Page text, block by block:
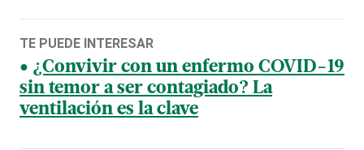
TE PUEDE INTERESAR
¿Convivir con un enfermo COVID-19
sin temor a ser contagiado? La
ventilación es la clave